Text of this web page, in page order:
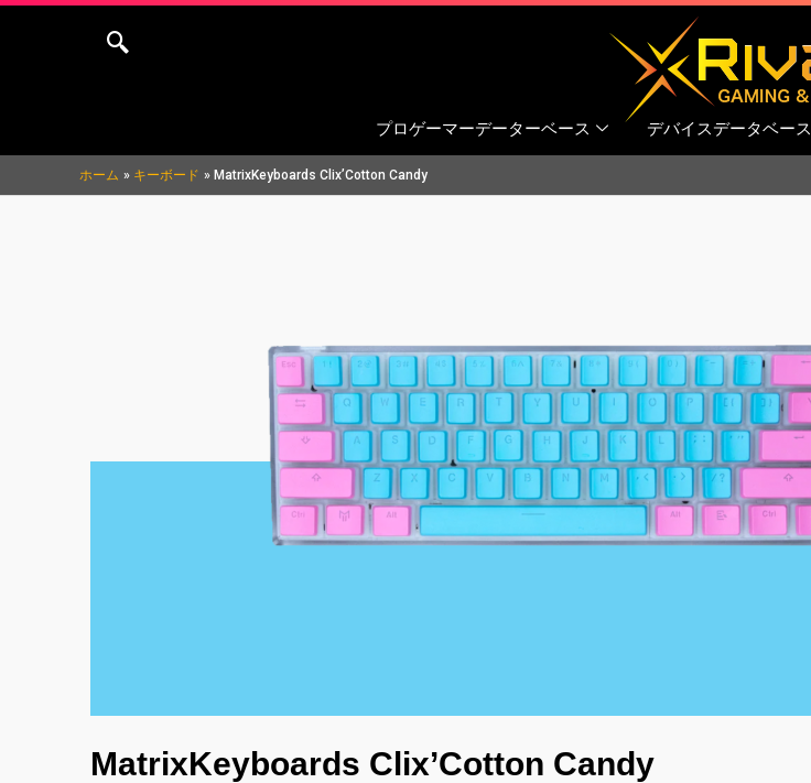
プロゲーマーデーターベース デバイスデータベース
ホーム キーボード MatrixKeyboards Clix’Cotton Candy
MatrixKeyboards Clix’Cotton Candy